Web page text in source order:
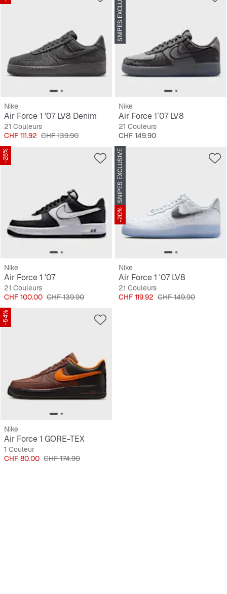
Nike
Air Force 1 '07 LV8 Denim
21 Couleurs
Prix
CHF 111.92 Prix original
CHF 139.90
SNIPES EXCLUSIVE
Nike
Air Force 1`07 LV8
21 Couleurs
Prix
CHF 149.90
-28%
Nike
Air Force 1 '07
21 Couleurs
Prix
CHF 100.00 Prix original
CHF 139.90
SNIPES EXCLUSIVE
-20%
Nike
Air Force 1 '07 LV8
21 Couleurs
Prix
CHF 119.92 Prix original
CHF 149.90
-54%
Nike
Air Force 1 GORE-TEX
1 Couleur
Prix
CHF 80.00 Prix original
CHF 174.90